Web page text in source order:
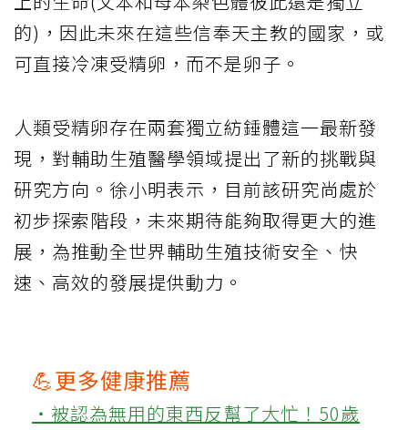
的)，因此未來在這些信奉天主教的國家，或
可直接冷凍受精卵，而不是卵子。
人類受精卵存在兩套獨立紡錘體這一最新發
現，對輔助生殖醫學領域提出了新的挑戰與
研究方向。徐小明表示，目前該研究尚處於
初步探索階段，未來期待能夠取得更大的進
展，為推動全世界輔助生殖技術安全、快
速、高效的發展提供動力。
💪更多健康推薦
‧被認為無用的東西反幫了大忙！50歲